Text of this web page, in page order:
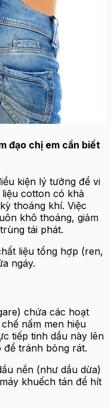
đạo chị em cần biết
kiện lý tưởng để vi
liệu cotton có khả
thoáng khí. Việc
khô thoáng, giảm
tái phát.
liệu tổng hợp (ren,
ngáy.
chứa các hoạt
nấm men hiệu
tiếp tinh dầu này lên
để tránh bỏng rát.
nền (như dầu dừa)
khuếch tán để hít